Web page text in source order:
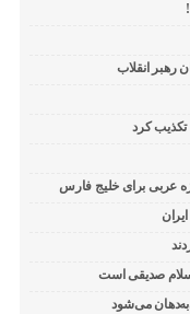
رهبر انقلاب
تکذیب کرد
عربی برای خلیج فارس
صدیقی است
می‌شود